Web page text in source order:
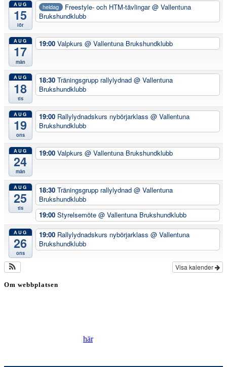
AUG
15
lör
heldag Freestyle- och HTM-tävlingar@ Vallentuna
Brukshundklubb
AUG
17
mån
19:00 Valpkurs @ Vallentuna Brukshundklubb
AUG
18
tis
18:30 Träningsgrupp rallylydnad @ Vallentuna
Brukshundklubb
AUG
19
ons
19:00 Rallylydnadskurs nybörjarklass @ Vallentuna
Brukshundklubb
AUG
24
mån
19:00 Valpkurs @ Vallentuna Brukshundklubb
AUG
25
tis
18:30 Träningsgrupp rallylydnad @ Vallentuna
Brukshundklubb
19:00 Styrelsemöte @ Vallentuna Brukshundklubb
AUG
26
ons
19:00 Rallylydnadskurs nybörjarklass @ Vallentuna
Brukshundklubb
Visa kalender
Om webbplatsen
här.